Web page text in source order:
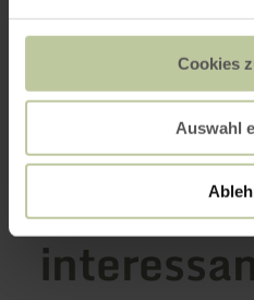
Cookies
Auswahl
E-mail
Aankomst plannen
Op kaart weergeven
Dit kan